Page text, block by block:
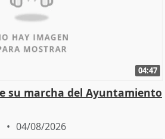
04:47
su marcha del Ayuntamiento
04/08/2026